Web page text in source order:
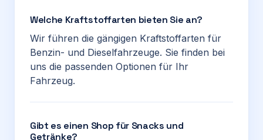
Welche Kraftstoffarten bieten Sie an?
Wir führen die gängigen Kraftstoffarten für
Benzin- und Dieselfahrzeuge. Sie finden bei
uns die passenden Optionen für Ihr
Fahrzeug.
Gibt es einen Shop für Snacks und
Getränke?